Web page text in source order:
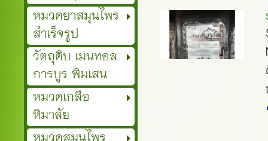
หมวดยาสมุนไพร
สำเร็จรูป
วัตถุดิบ เมนทอล
การบูร พิมเสน
หมวดเกลือ
หิมาลัย